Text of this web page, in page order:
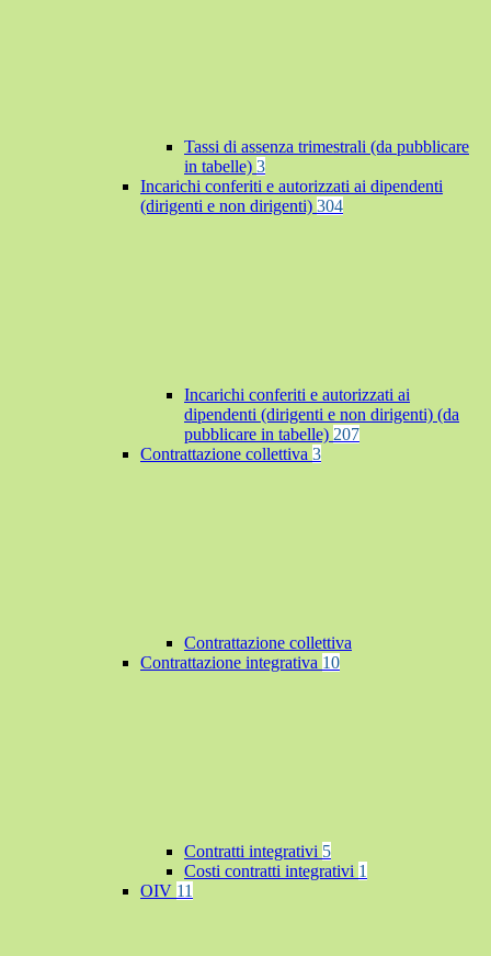
Tassi di assenza trimestrali (da pubblicare
in tabelle) 3
Incarichi conferiti e autorizzati ai dipendenti
(dirigenti e non dirigenti) 304
Incarichi conferiti e autorizzati ai
dipendenti (dirigenti e non dirigenti) (da
pubblicare in tabelle) 207
Contrattazione collettiva 3
Contrattazione collettiva
Contrattazione integrativa 10
Contratti integrativi 5
Costi contratti integrativi 1
OIV 11